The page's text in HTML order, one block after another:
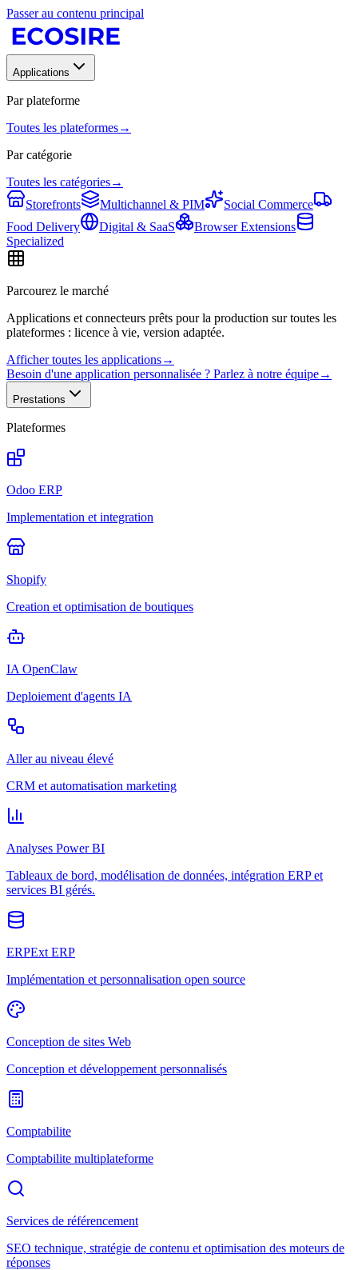
Passer au contenu principal
Applications
Par plateforme
Toutes les plateformes→
Par catégorie
Toutes les catégories→
Storefronts
Multichannel & PIM
Social Commerce
Food Delivery
Digital & SaaS
Browser Extensions
Specialized
Parcourez le marché
Applications et connecteurs prêts pour la production sur toutes les
plateformes : licence à vie, version adaptée.
Afficher toutes les applications→
Besoin d'une application personnalisée ? Parlez à notre équipe→
Prestations
Plateformes
Odoo ERP
Implementation et integration
Shopify
Creation et optimisation de boutiques
IA OpenClaw
Deploiement d'agents IA
Aller au niveau élevé
CRM et automatisation marketing
Analyses Power BI
Tableaux de bord, modélisation de données, intégration ERP et
services BI gérés.
ERPExt ERP
Implémentation et personnalisation open source
Conception de sites Web
Conception et développement personnalisés
Comptabilite
Comptabilite multiplateforme
Services de référencement
SEO technique, stratégie de contenu et optimisation des moteurs de
réponses